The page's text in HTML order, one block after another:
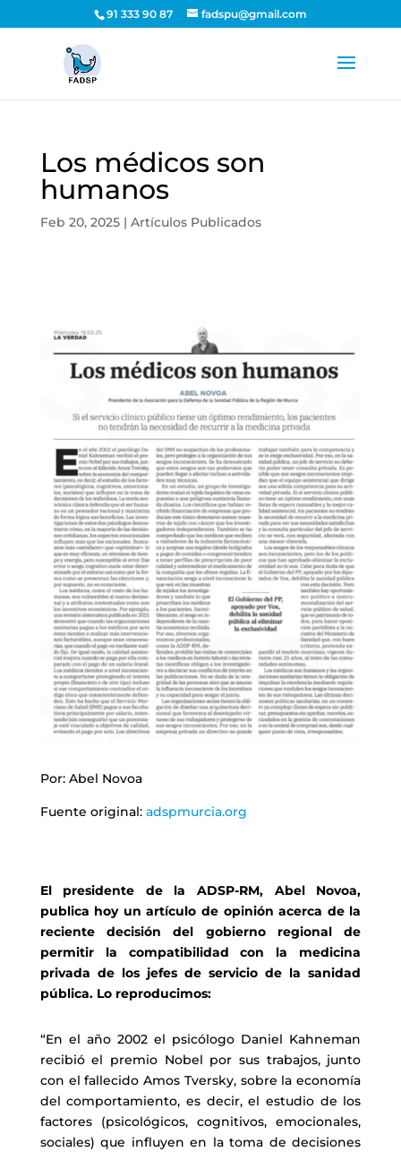
91 333 90 87 fadspu@gmail.com
Los médicos son
humanos
Feb 20, 2025| Artículos Publicados
Por: Abel Novoa
Fuente original: adspmurcia.org
El presidente de la ADSP-RM, Abel Novoa,
publica hoy un artículo de opinión acerca de la
reciente decisión del gobierno regional de
permitir la compatibilidad con la medicina
privada de los jefes de servicio de la sanidad
pública. Lo reproducimos:
“En el año 2002 el psicólogo Daniel Kahneman
recibió el premio Nobel por sus trabajos, junto
con el fallecido Amos Tversky, sobre la economía
del comportamiento, es decir, el estudio de los
factores (psicológicos, cognitivos, emocionales,
sociales) que influyen en la toma de decisiones